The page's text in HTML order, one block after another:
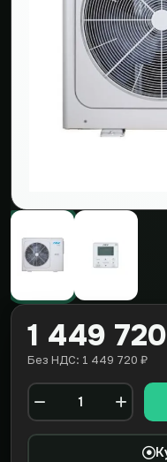
1 449
Без НДС: 1 449 720 ₽
Количество